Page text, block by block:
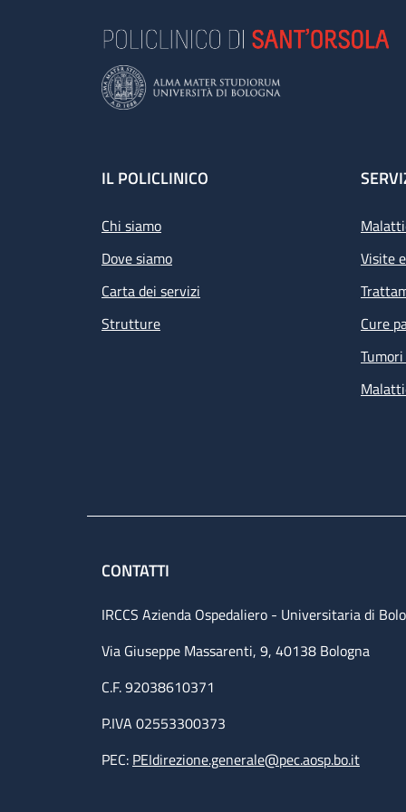
Footer
IL POLICLINICO
Chi siamo
Dove siamo
Carta dei servizi
Strutture
Visite
Cure
CONTATTI
IRCCS Azienda Ospedaliero - Universitaria di
Via Giuseppe Massarenti, 9, 40138 Bologna
C.F. 92038610371
P.IVA 02553300373
PEC: PEIdirezione.generale@pec.aosp.bo.it